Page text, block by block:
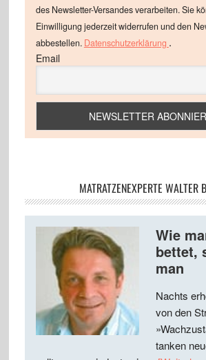
des Newsletter-Versandes verarbeiten. Sie
Einwilligung jederzeit widerrufen und den
abbestellen. Datenschutzerklärung .
Email
MATRATZENEXPERTE WALTER
Wie
bettet,
man
Nachts
von den
tanken